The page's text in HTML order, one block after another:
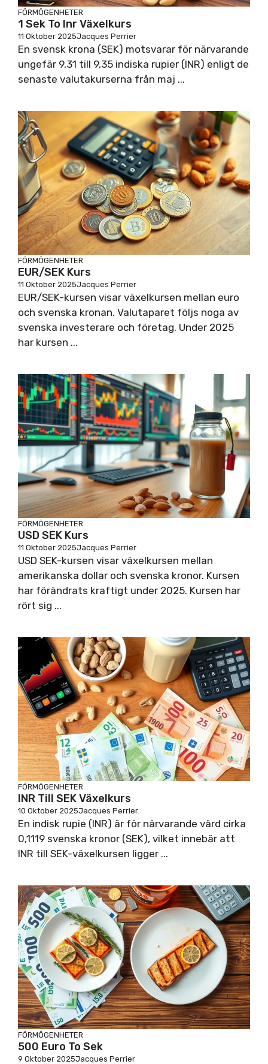
FÖRMÖGENHETER
1 Sek To Inr Växelkurs
11 Oktober 2025Jacques Perrier
En svensk krona (SEK) motsvarar för närvarande
ungefär 9,31 till 9,35 indiska rupier (INR) enligt de
senaste valutakurserna från maj ...
FÖRMÖGENHETER
EUR/SEK Kurs
11 Oktober 2025Jacques Perrier
EUR/SEK-kursen visar växelkursen mellan euro
och svenska kronan. Valutaparet följs noga av
svenska investerare och företag. Under 2025
har kursen ...
FÖRMÖGENHETER
USD SEK Kurs
11 Oktober 2025Jacques Perrier
USD SEK-kursen visar växelkursen mellan
amerikanska dollar och svenska kronor. Kursen
har förändrats kraftigt under 2025. Kursen har
rört sig ...
FÖRMÖGENHETER
INR Till SEK Växelkurs
10 Oktober 2025Jacques Perrier
En indisk rupie (INR) är för närvarande värd cirka
0,1119 svenska kronor (SEK), vilket innebär att
INR till SEK-växelkursen ligger ...
FÖRMÖGENHETER
500 Euro To Sek
9 Oktober 2025Jacques Perrier